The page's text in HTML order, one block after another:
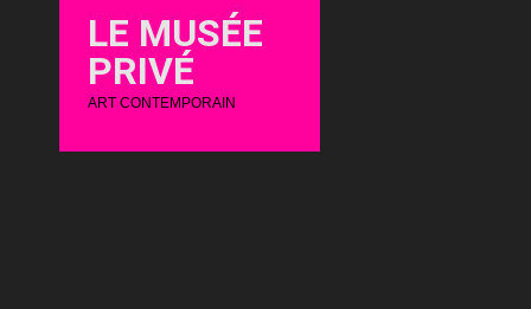
LE MUSÉE
PRIVÉ
ART CONTEMPORAIN